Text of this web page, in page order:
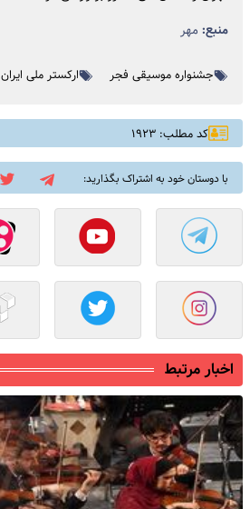
منبع: مهر
جشنواره موسیقی فجر ارکستر ملی ایران
کد مطلب: ۱۹۲۳
با دوستان خود به اشتراک بگذارید:
اخبار مرتبط